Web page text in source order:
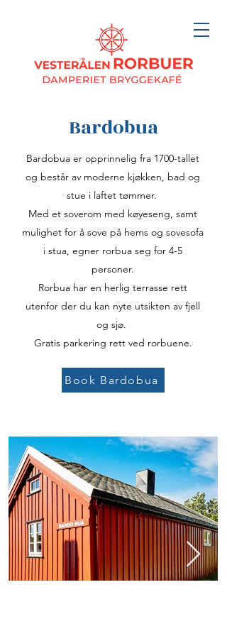
Bardobua
Bardobua er opprinnelig fra 1700-tallet
og består av moderne kjøkken, bad og
stue i laftet tømmer.
Med et soverom med køyeseng, samt
mulighet for å sove på hems og sovesofa
i stua, egner rorbua seg for 4-5
personer.
Rorbua har en herlig terrasse rett
utenfor der du kan nyte utsikten av fjell
og sjø.
Gratis parkering rett ved rorbuene.
Book Bardobua